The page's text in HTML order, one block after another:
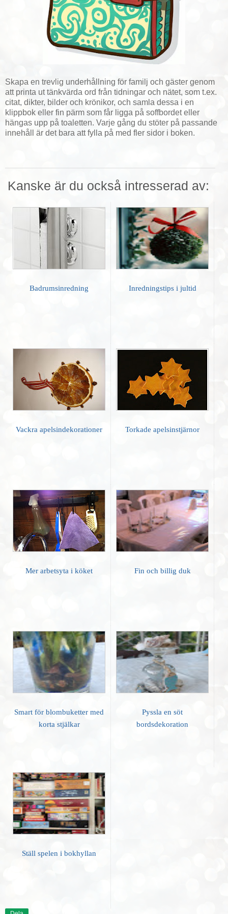
Skapa en trevlig underhållning för familj och gäster genom
att printa ut tänkvärda ord från tidningar och nätet, som t.ex.
citat, dikter, bilder och krönikor, och samla dessa i en
klippbok eller fin pärm som får ligga på soffbordet eller
hängas upp på toaletten. Varje gång du stöter på passande
innehåll är det bara att fylla på med fler sidor i boken.
Kanske är du också intresserad av:
Badrumsinredning Inredningstips i jultid
Vackra apelsindekorationer Torkade apelsinstjärnor
Mer arbetsyta i köket Fin och billig duk
Smart för blombuketter med
korta stjälkar
Pyssla en söt
bordsdekoration
Ställ spelen i bokhyllan